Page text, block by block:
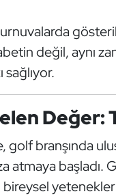
değil, aynı
Değer:
golf branşında
atmaya
bireysel